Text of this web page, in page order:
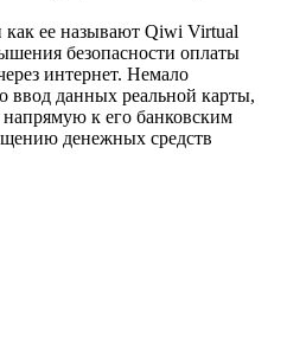
ее называют Qiwi Virtual
безопасности оплаты
интернет. Немало
ввод данных реальной карты,
к его банковским
денежных средств